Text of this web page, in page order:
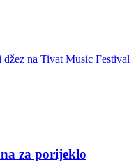
na Tivat Music Festival
za porijeklo